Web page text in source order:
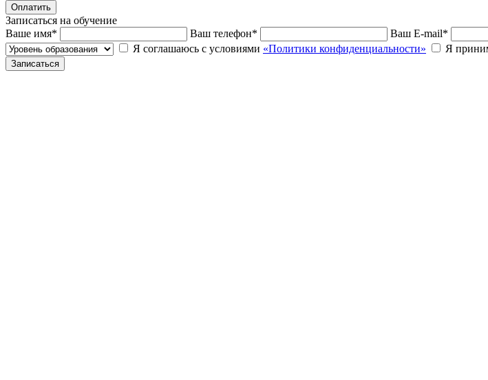
Записаться на обучение
Ваше имя* Ваш телефон* Ваш E-mail*
Я соглашаюсь с условиями «Политики конфиденциальности» Я